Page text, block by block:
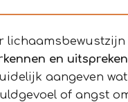
lichaamsbewustzijn
en uitspreken
aangeven
of angst